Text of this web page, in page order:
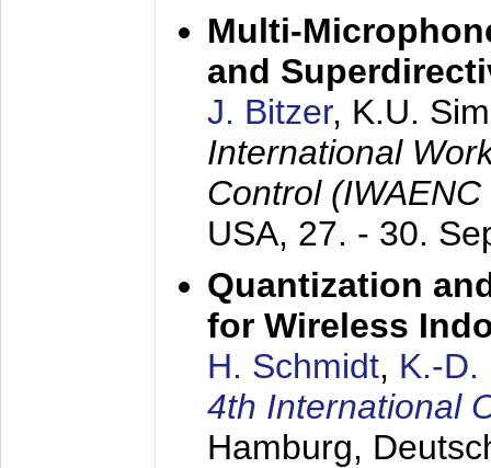
Multi-
and
J. Bitzer, K.U.
International
Control
USA, 27. - 30.
Quantization
for Wireless
H. Schmidt, K.-D.
4th International
Hamburg,